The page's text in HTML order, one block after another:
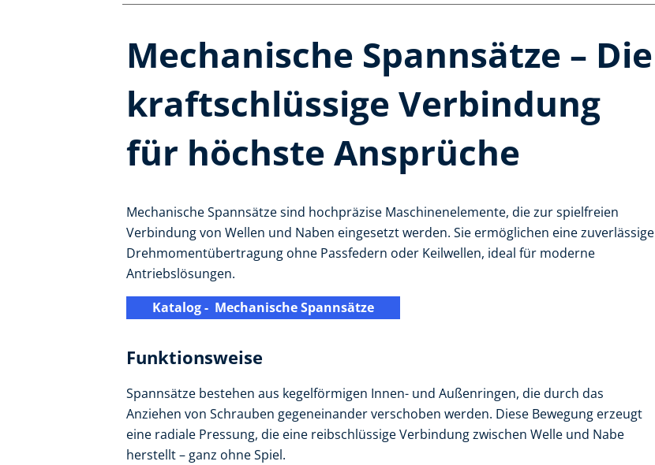
Mechanische Spannsätze – Die
kraftschlüssige Verbindung
für höchste Ansprüche
Mechanische Spannsätze sind hochpräzise Maschinenelemente, die zur spielfreien
Verbindung von Wellen und Naben eingesetzt werden. Sie ermöglichen eine zuverlässige
Drehmomentübertragung ohne Passfedern oder Keilwellen, ideal für moderne
Antriebslösungen.
Katalog - Mechanische Spannsätze
Funktionsweise
Spannsätze bestehen aus kegelförmigen Innen- und Außenringen, die durch das
Anziehen von Schrauben gegeneinander verschoben werden. Diese Bewegung erzeugt
eine radiale Pressung, die eine reibschlüssige Verbindung zwischen Welle und Nabe
herstellt – ganz ohne Spiel.